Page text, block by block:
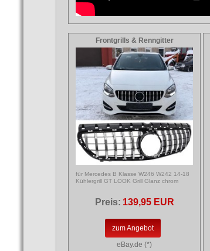
Frontgrills & Renngitter
für Mercedes B Klasse W246 W242 14-18
Kühlergrill GT LOOK Grill Glanz chrom
Preis: 139,95 EUR
zum Angebot
eBay.de (*)